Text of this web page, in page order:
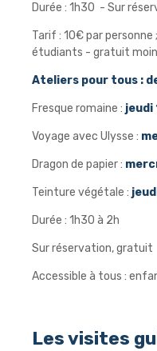
Durée : 1h30 - Sur
Tarif : 10€ par
étudiants - gratuit
Ateliers pour tous :
Fresque romaine : jeudi
Voyage avec Ulysse :
Dragon de papier :
Teinture végétale :
Durée : 1h30 à 2h
Sur réservation, gratuit
Accessible à tous :
Les visites